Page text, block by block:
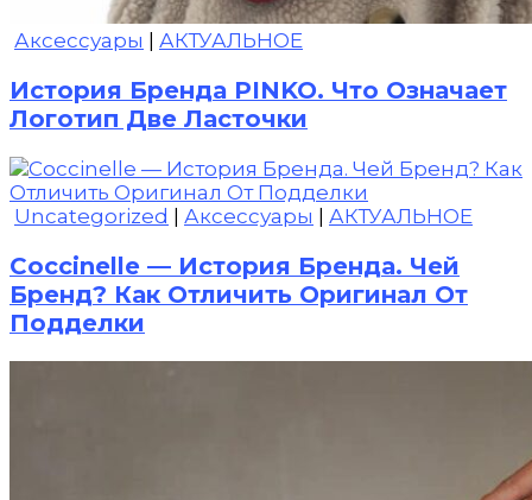
Аксессуары АКТУАЛЬНОЕ
История Бренда PINKO. Что Означает
Логотип Две Ласточки
Uncategorized Аксессуары АКТУАЛЬНОЕ
Coccinelle — История Бренда. Чей
Бренд? Как Отличить Оригинал От
Подделки